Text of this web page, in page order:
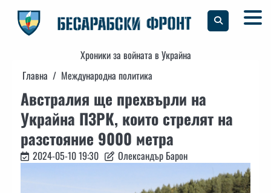
content
Хроники за войната в Украйна
Главна
Международна политика
Австралия ще прехвърли на
Украйна ПЗРК, които стрелят на
разстояние 9000 метра
2024-05-10 19:30 Олександър Барон